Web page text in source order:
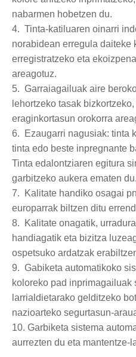
nabarmen hobetzen du.
4. Tinta-katiluaren oinarri
norabidean erregula daiteke
erregistratzeko eta
areagotuz.
5. Garraiagailuak aire
lehortzeko tasak
eraginkortasun orokorra
6. Ezaugarri nagusiak: tinta
tinta edo beste inpregnante
Tinta edalontziaren egitura
garbitzeko aukera ematen du.
7. Kalitate handiko osagai
europarrak biltzen ditu
8. Kalitate onagatik,
handiagatik eta bizitza
ospetsuko ardatzak
9. Gabiketa automatikoko
koloreko pad inprimagailuak
larrialdietarako gelditzeko
nazioarteko segurtasun-
10. Garbiketa sistema
aurrezten du eta mantentze-